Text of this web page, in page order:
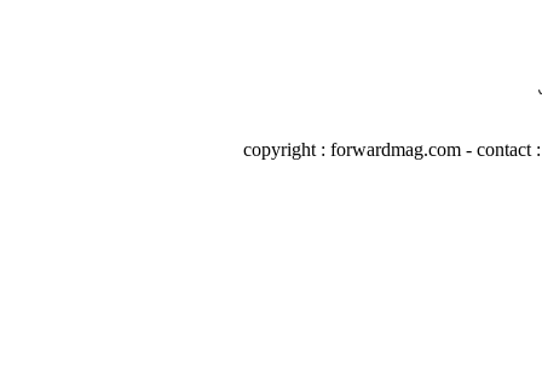
copyright : forwardmag.com - contact